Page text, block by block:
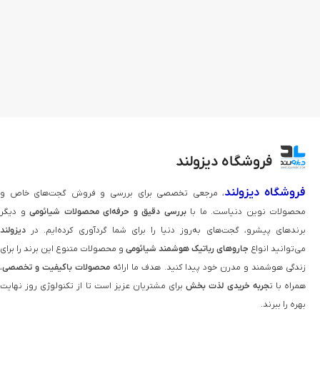
فروشگاه دیزولند
فروشگاه دیزولند، مرجعی تخصصی برای بررسی و فروش گجت‌های خاص و
محصولات نوین دنیاست. ما بابررسی دقیق و حرفه‌ای محصولات شیائومی و دیگر
برندهای پیشرو، گجت‌های به‌روز دنیا را برای شما گردآوری کرده‌ایم. در دیزولند
می‌توانید انواع جاروهای رباتیک هوشمند شیائومی و محصولات متنوع این برند را برای
زندگی هوشمند و مدرن خود پیدا کنید. هدف ما ارائه محصولات باکیفیت و تخصصی،
همراه با تجربه خریدی لذت‌ بخشبرای مشتریان عزیز است تا از تکنولوژی روز نهایت
بهره را ببرند.